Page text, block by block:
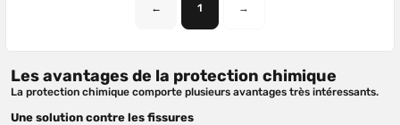
← 1 →
Les avantages de la protection chimique
La protection chimique comporte plusieurs avantages très intéressants.
Une solution contre les fissures